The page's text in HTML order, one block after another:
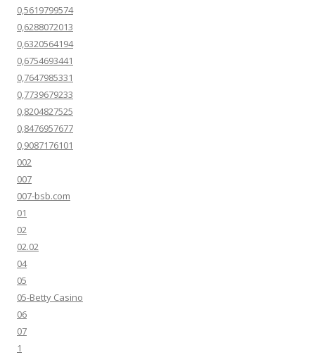
0,5619799574
0,6288072013
0,6320564194
0,6754693441
0,7647985331
0,7739679233
0,8204827525
0,8476957677
0,9087176101
002
007
007-bsb.com
01
02
02.02
04
05
05-Betty Casino
06
07
1